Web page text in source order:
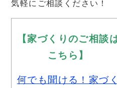
気軽にご相談ください！
【家づくりのご相談
こちら】
何でも聞ける！家づく